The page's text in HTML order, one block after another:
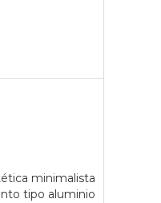
minimalista
tipo aluminio